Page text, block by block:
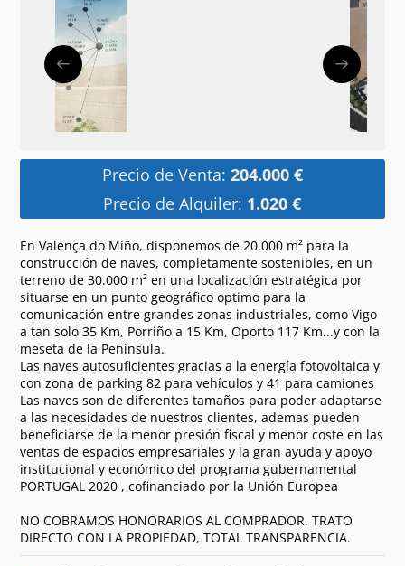
Precio de Venta: 204.000 €
Precio de Alquiler: 1.020 €
En Valença do Miño, disponemos de 20.000 m² para la
construcción de naves, completamente sostenibles, en un
terreno de 30.000 m² en una localización estratégica por
situarse en un punto geográfico optimo para la
comunicación entre grandes zonas industriales, como Vigo
a tan solo 35 Km, Porriño a 15 Km, Oporto 117 Km...y con la
meseta de la Península.
Las naves autosuficientes gracias a la energía fotovoltaica y
con zona de parking 82 para vehículos y 41 para camiones
Las naves son de diferentes tamaños para poder adaptarse
a las necesidades de nuestros clientes, ademas pueden
beneficiarse de la menor presión fiscal y menor coste en las
ventas de espacios empresariales y la gran ayuda y apoyo
institucional y económico del programa gubernamental
PORTUGAL 2020 , cofinanciado por la Unión Europea
NO COBRAMOS HONORARIOS AL COMPRADOR. TRATO
DIRECTO CON LA PROPIEDAD, TOTAL TRANSPARENCIA.